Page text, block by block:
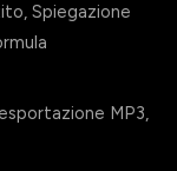
Spiegazione
MP3,